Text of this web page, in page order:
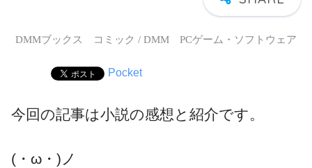
DMMブックス コミック / DMM PCゲーム・ソフトウェア
Pocket
今回の記事は小説の感想と紹介です。
(・ω・)ノ